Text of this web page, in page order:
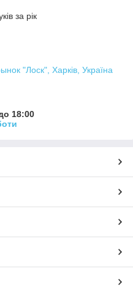
за рік
"Лоск", Харків, Україна
18:00